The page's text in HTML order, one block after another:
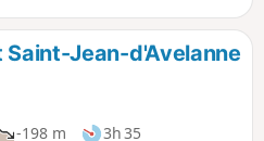
Saint-Jean-d'Avelanne
-198 m
3h 35